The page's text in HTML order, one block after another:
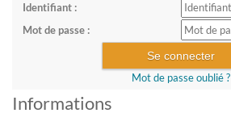
Identifiant :
Mot de passe :
Mot de passe oublié ?
Informations